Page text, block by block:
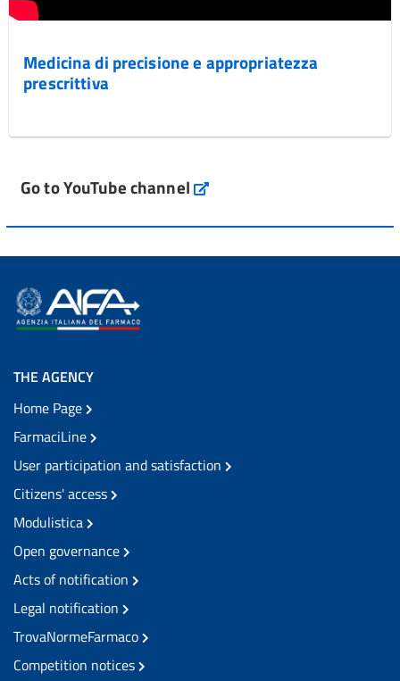
Medicina di precisione e appropriatezza
prescrittiva
Go to YouTube channel
THE AGENCY
Home Page
FarmaciLine
User participation and satisfaction
Citizens' access
Modulistica
Open governance
Acts of notification
Legal notification
TrovaNormeFarmaco
Competition notices